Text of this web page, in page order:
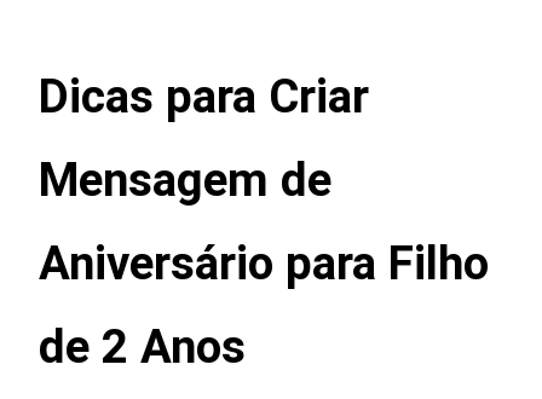
Dicas para Criar
Mensagem de
Aniversário para Filho
de 2 Anos